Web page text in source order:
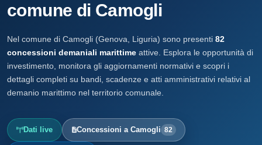
comune di Camogli
Nel comune di Camogli (Genova, Liguria) sono presenti 82
concessioni demaniali marittime attive. Esplora le opportunità di
investimento, monitora gli aggiornamenti normativi e scopri i
dettagli completi su bandi, scadenze e atti amministrativi relativi al
demanio marittimo nel territorio comunale.
Dati live Concessioni a Camogli 82